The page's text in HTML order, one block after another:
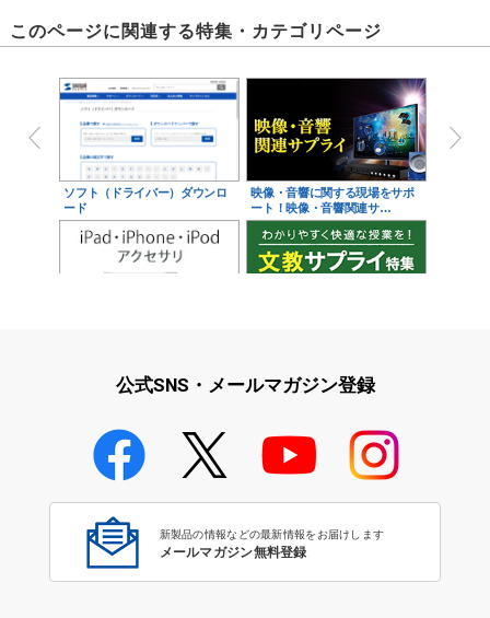
このページに関連する特集・カテゴリページ
ソフト（ドライバー）ダウンロ
ード
映像・音響に関する現場をサポ
ート！映像・音響関連サ…
学校教育のICT環境整備特集
公式SNS・メールマガジン登録
新製品の情報などの最新情報をお届けします
メールマガジン無料登録